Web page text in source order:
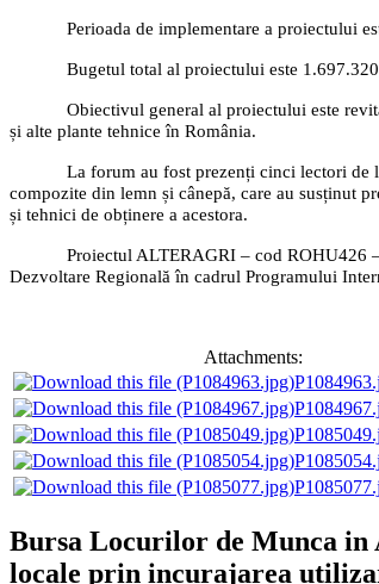
Perioada de implementare a proiectului
Bugetul total al proiectului este
Obiectivul general al proiectului este
și alte plante tehnice în România.
La forum au fost prezenți cinci lectori de
compozite din lemn și cânepă, care au susținut
și tehnici de obținere a acestora.
Proiectul ALTERAGRI – cod ROHU426
Dezvoltare Regională în cadrul Programului
Attachments:
Bursa Locurilor de Munca
locale prin incurajarea